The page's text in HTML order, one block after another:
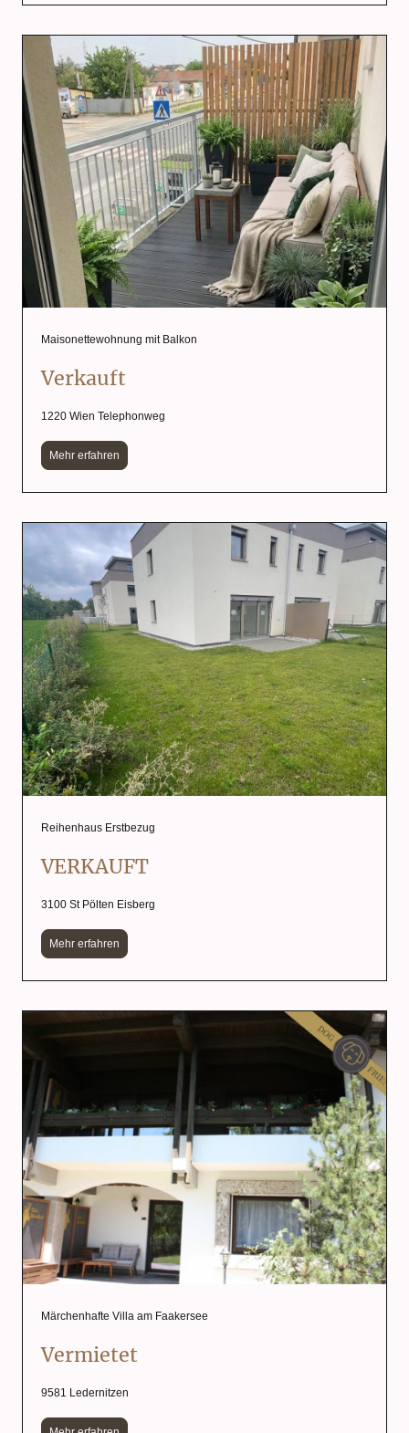
Maisonettewohnung mit Balkon
Verkauft
1220 Wien Telephonweg
Mehr erfahren
Reihenhaus Erstbezug
VERKAUFT
3100 St Pölten Eisberg
Mehr erfahren
Märchenhafte Villa am Faakersee
Vermietet
9581 Ledernitzen